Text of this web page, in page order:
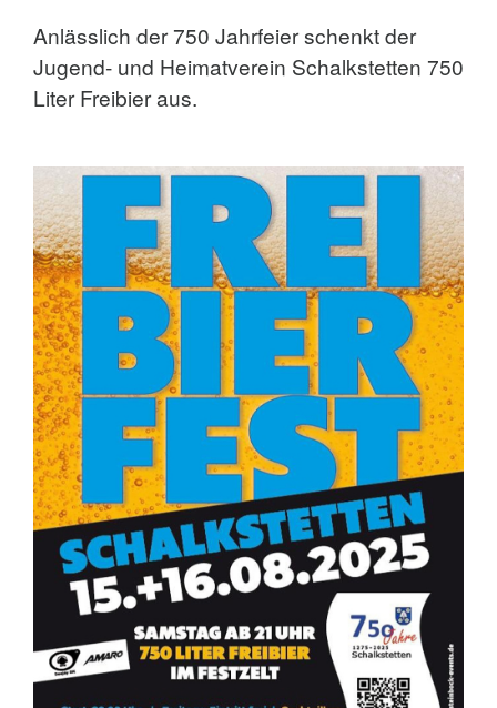
Anlässlich der 750 Jahrfeier schenkt der
Jugend- und Heimatverein Schalkstetten 750
Liter Freibier aus.